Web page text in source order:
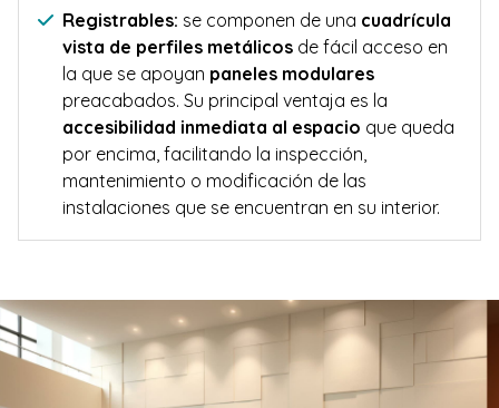
Registrables: se componen de una cuadrícula
vista de perfiles metálicosde fácil acceso en
la que se apoyan paneles modulares
preacabados. Su principal ventaja es la
accesibilidad inmediata al espacio que queda
por encima, facilitando la inspección,
mantenimiento o modificación de las
instalaciones que se encuentran en su interior.